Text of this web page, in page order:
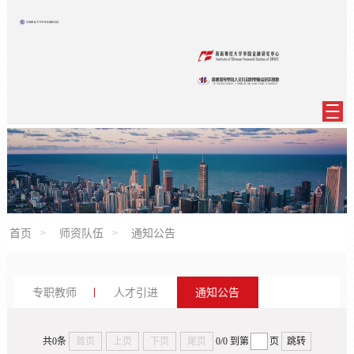
首页 师资队伍 通知公告
专职教师 人才引进 通知公告
共0条 首页 上页 下页 尾页 0/0 到第 页 跳转